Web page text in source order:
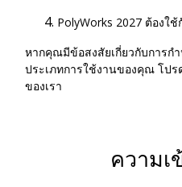
PolyWorks 2027 ต้องใ
หากคุณมีข้อสงสัยเกี่ยวกับการ
ประเภทการใช้งานของคุณ โป
ของเรา
ความเ